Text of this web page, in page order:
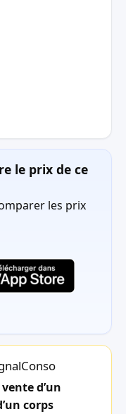
le prix de ce
les prix
d’un
corps